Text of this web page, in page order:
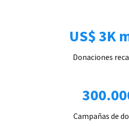
US$ 3K
Donaciones
Campañas de